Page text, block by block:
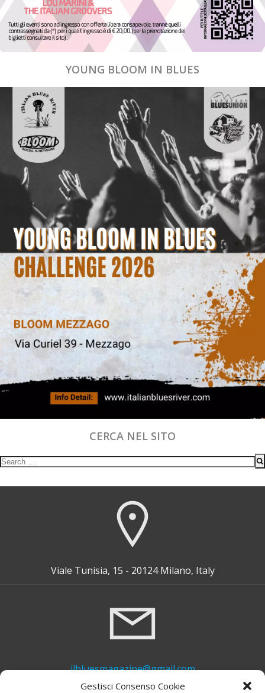
Gestisci Consenso Cookie
YOUNG BLOOM IN BLUES
CERCA NEL SITO
Search
Viale Tunisia, 15 - 20124 Milano, Italy
ilbluesmagazine@gmail.com